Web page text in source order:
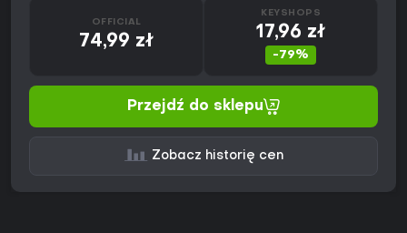
OFFICIAL
74,99 zł
KEYSHOPS
17,96 zł
-79%
Przejdź do sklepu
Zobacz historię cen